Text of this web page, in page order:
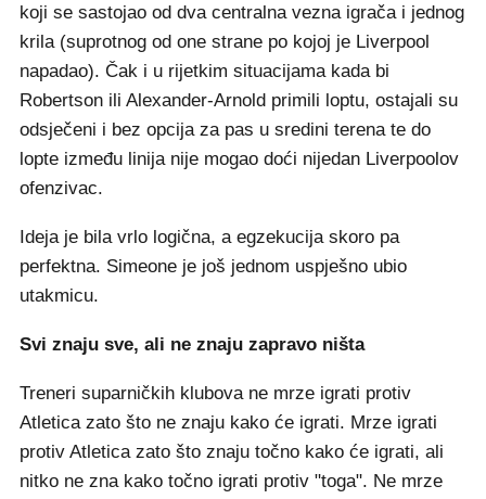
koji se sastojao od dva centralna vezna igrača i jednog
krila (suprotnog od one strane po kojoj je Liverpool
napadao). Čak i u rijetkim situacijama kada bi
Robertson ili Alexander-Arnold primili loptu, ostajali su
odsječeni i bez opcija za pas u sredini terena te do
lopte između linija nije mogao doći nijedan Liverpoolov
ofenzivac.
Ideja je bila vrlo logična, a egzekucija skoro pa
perfektna. Simeone je još jednom uspješno ubio
utakmicu.
Svi znaju sve, ali ne znaju zapravo ništa
Treneri suparničkih klubova ne mrze igrati protiv
Atletica zato što ne znaju kako će igrati. Mrze igrati
protiv Atletica zato što znaju točno kako će igrati, ali
nitko ne zna kako točno igrati protiv "toga". Ne mrze